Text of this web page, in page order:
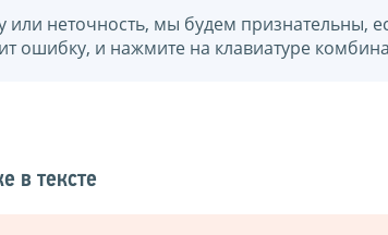
или неточность, мы будем признательны,
ошибку, и нажмите на клавиатуре
в тексте